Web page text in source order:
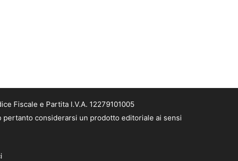
Fiscale e Partita I.V.A. 12279101005
pertanto considerarsi un prodotto editoriale ai sensi